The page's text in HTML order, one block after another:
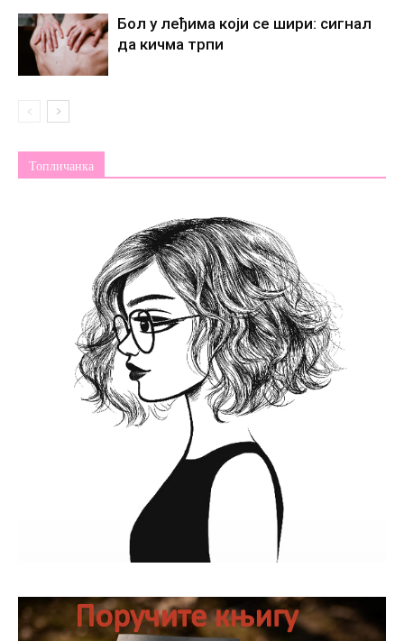
Бол у леђима који се шири: сигнал
да кичма трпи
Топличанка